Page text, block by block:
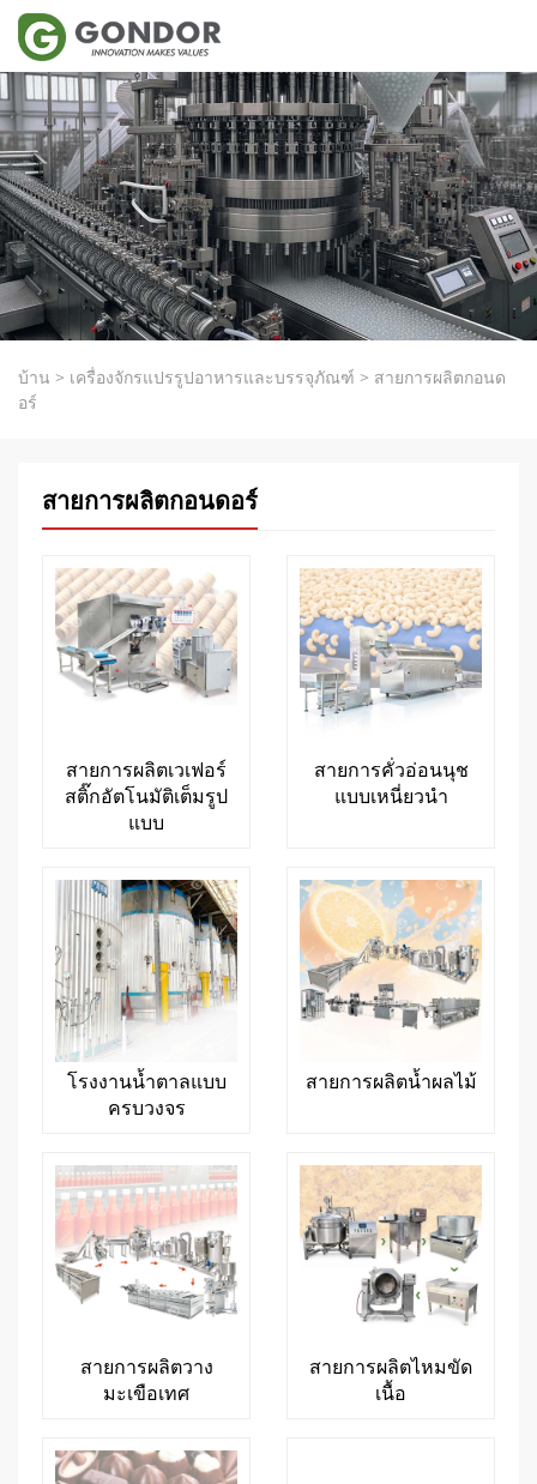
บ้าน > เครื่องจักรแปรรูปอาหารและบรรจุภัณฑ์ > สายการผลิตกอนด
อร์
สายการผลิตกอนดอร์
สายการผลิตเวเฟอร์
สติ๊กอัตโนมัติเต็มรูป
แบบ
สายการคั่วอ่อนนุช
แบบเหนี่ยวนำ
โรงงานน้ำตาลแบบ
ครบวงจร
สายการผลิตน้ำผลไม้
สายการผลิตวาง
มะเขือเทศ
สายการผลิตไหมขัด
เนื้อ